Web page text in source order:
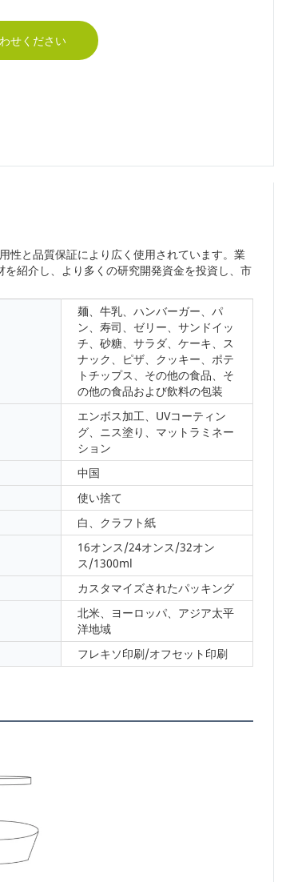
せください
性と品質保証により広く使用されています。業
紹介し、より多くの研究開発資金を投資し、市
麺、牛乳、ハンバーガー、パ
ン、寿司、ゼリー、サンドイッ
チ、砂糖、サラダ、ケーキ、ス
ナック、ピザ、クッキー、ポテ
トチップス、その他の食品、そ
の他の食品および飲料の包装
エンボス加工、UVコーティン
グ、ニス塗り、マットラミネー
ション
中国
使い捨て
白、クラフト紙
16オンス/24オンス/32オン
ス/1300ml
カスタマイズされたパッキング
北米、ヨーロッパ、アジア太平
洋地域
フレキソ印刷/オフセット印刷